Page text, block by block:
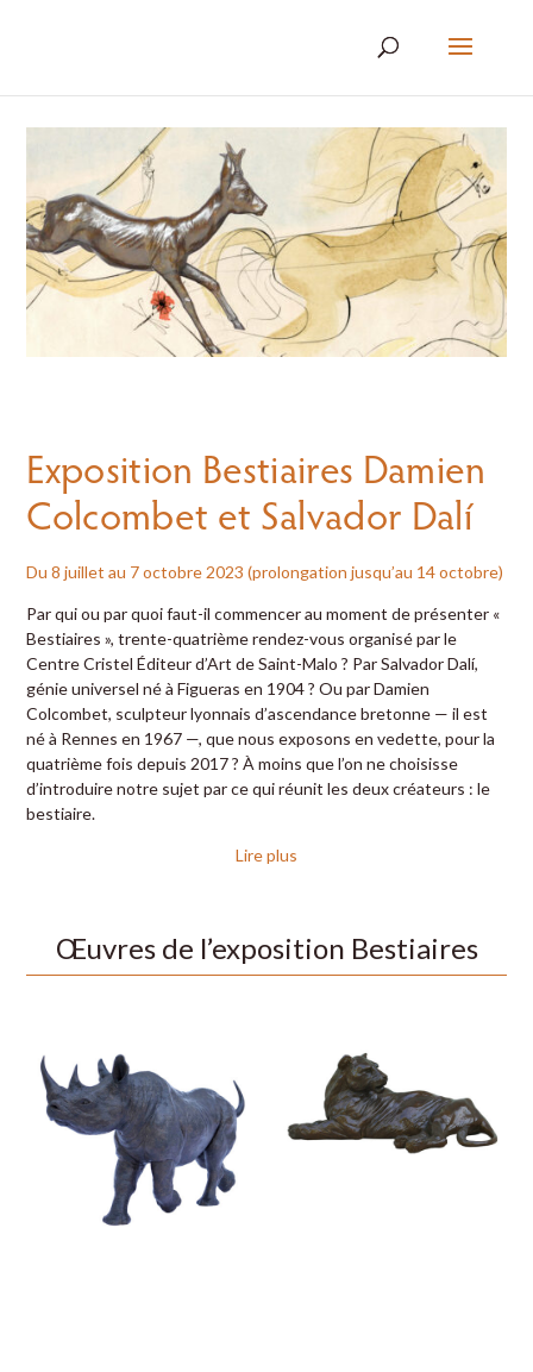
Exposition Bestiaires Damien
Colcombet et Salvador Dalí
Du 8 juillet au 7 octobre 2023 (prolongation jusqu’au 14 octobre)
Par qui ou par quoi faut-il commencer au moment de présenter «
Bestiaires », trente-quatrième rendez-vous organisé par le
Centre Cristel Éditeur d’Art de Saint-Malo ? Par Salvador Dalí,
génie universel né à Figueras en 1904 ? Ou par Damien
Colcombet, sculpteur lyonnais d’ascendance bretonne — il est
né à Rennes en 1967 —, que nous exposons en vedette, pour la
quatrième fois depuis 2017 ? À moins que l’on ne choisisse
d’introduire notre sujet par ce qui réunit les deux créateurs : le
bestiaire.
Lire plus
Œuvres de l’exposition Bestiaires